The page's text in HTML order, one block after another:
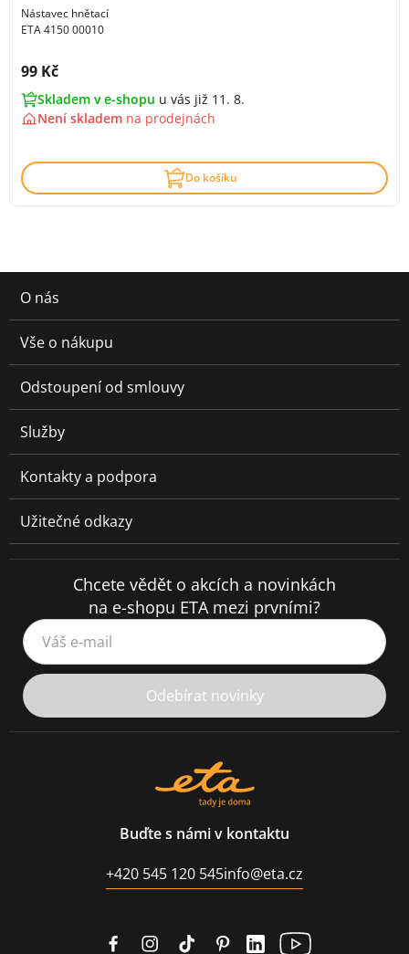
Nástavec hnětací
ETA 4150 00010
Cena s DPH:
99 Kč
Skladem v e-shopu u vás již 11. 8.
Není skladem na prodejnách
Do košíku
O nás
Vše o nákupu
Odstoupení od smlouvy
Služby
Kontakty a podpora
Užitečné odkazy
Chcete vědět o akcích a novinkách
na e-shopu ETA mezi prvními?
Váš e-mail
Odebírat novinky
Buďte s námi v kontaktu
+420 545 120 545info@eta.cz